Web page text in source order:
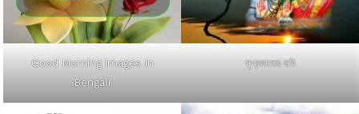
Good Morning images In
Bengali
সুপ্রভাতের ছবি